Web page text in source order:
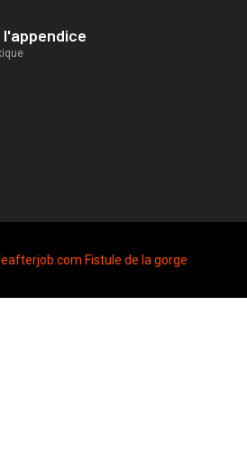
l'appendice
Fistule de la gorge